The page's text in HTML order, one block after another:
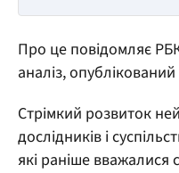
Про це повідомляє
аналіз,
Стрімкий розвиток
дослідників і
які раніше вважалися